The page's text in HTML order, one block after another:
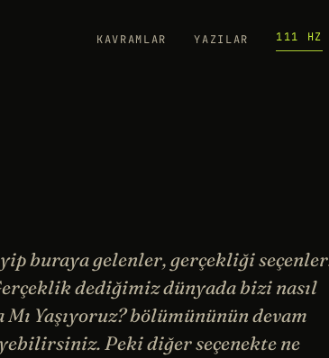
KAVRAMLAR YAZILAR 111 HZ
buraya gelenler, gerçekliği
dediğimiz dünyada bizi nasıl
Yaşıyoruz? bölümününün devam
Peki diğer seçenekte ne